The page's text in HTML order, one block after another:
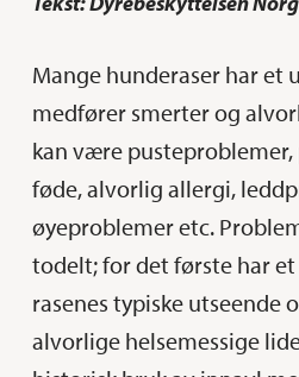
Mange hunderaser har et
medfører smerter og
kan være
føde, alvorlig allergi,
øyeproblemer etc.
todelt; for det første har
rasenes typiske utseende
alvorlige helsemessige